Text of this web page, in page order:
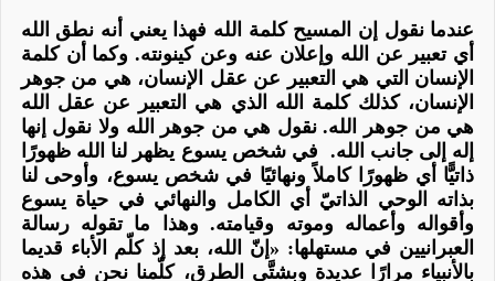
عندما نقول إن المسيح كلمة الله فهذا يعني أنه نطق الله
أي تعبير عن الله وإعلان عنه وعن كينونته. وكما أن كلمة
الإنسان التي هي التعبير عن عقل الإنسان، هي من جوهر
الإنسان، كذلك كلمة الله الذي هي التعبير عن عقل الله
هي من جوهر الله. نقول هي من جوهر الله ولا نقول إنها
إله إلى جانب الله. في شخص يسوع يظهر لنا الله ظهورًا
ذاتيًّا أي ظهورًا كاملاً ونهائيًا في شخص يسوع، وأوحى لنا
بذاته الوحي الذاتيّ أي الكامل والنهائي في حياة يسوع
وأقواله وأعماله وموته وقيامته. وهذا ما تقوله رسالة
العبرانيين في مستهلها: «إنّ الله، بعد إذ كلّم الأباء قديما
بالأنبياء مرارًا عديدة وبشتَّى الطرق، كلّمنا نحن في هذه